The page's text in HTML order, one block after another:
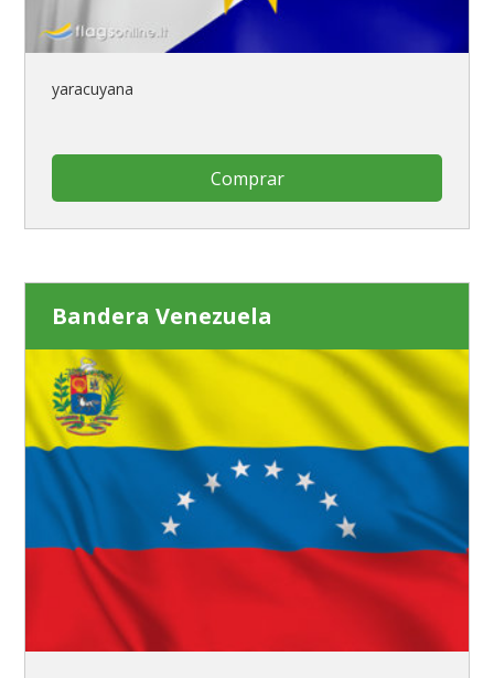
yaracuyana
Comprar
Bandera Venezuela